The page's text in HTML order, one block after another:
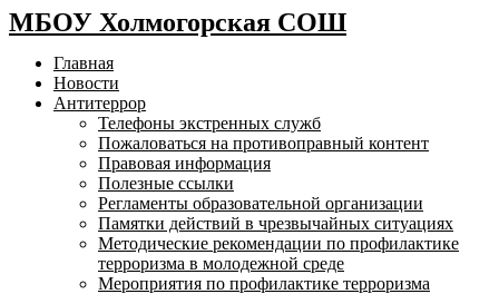
МБОУ Холмогорская СОШ
Главная
Новости
Антитеррор
Телефоны экстренных служб
Пожаловаться на противоправный контент
Правовая информация
Полезные ссылки
Регламенты образовательной организации
Памятки действий в чрезвычайных ситуациях
Методические рекомендации по профилактике
терроризма в молодежной среде
Мероприятия по профилактике терроризма